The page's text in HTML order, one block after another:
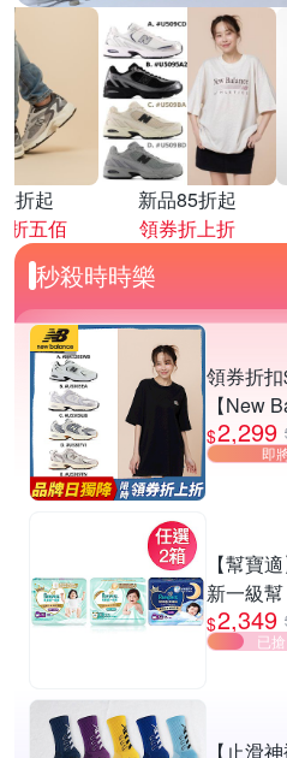
折起
折五佰
新品85折起
領券折上折
秒殺時時樂
領券折
【New
530系列
性_5款
$2,299
即
【幫寶
新一級
貼型/夜
任選2箱
$2,349
已
【止滑